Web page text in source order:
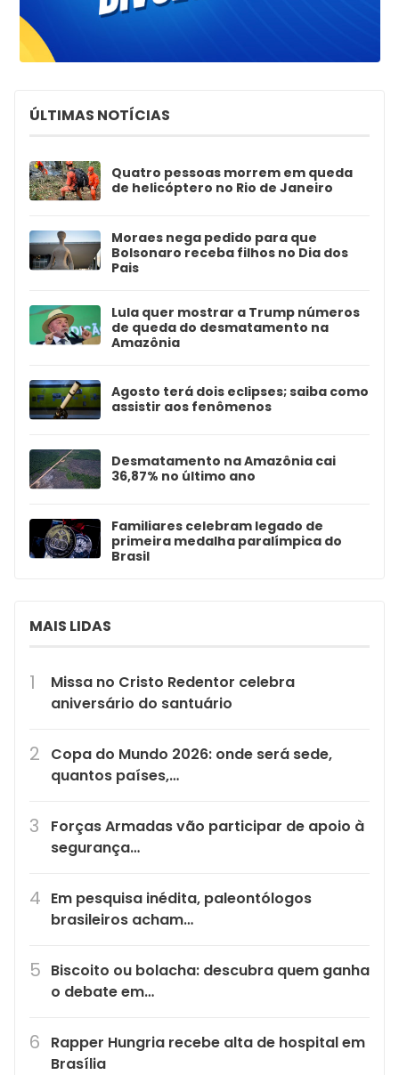
ÚLTIMAS NOTÍCIAS
Quatro pessoas morrem em queda
de helicóptero no Rio de Janeiro
Moraes nega pedido para que
Bolsonaro receba filhos no Dia dos
Pais
Lula quer mostrar a Trump números
de queda do desmatamento na
Amazônia
Agosto terá dois eclipses; saiba como
assistir aos fenômenos
Desmatamento na Amazônia cai
36,87% no último ano
Familiares celebram legado de
primeira medalha paralímpica do
Brasil
MAIS LIDAS
Missa no Cristo Redentor celebra
aniversário do santuário
Copa do Mundo 2026: onde será sede,
quantos países,…
Forças Armadas vão participar de apoio à
segurança…
Em pesquisa inédita, paleontólogos
brasileiros acham…
Biscoito ou bolacha: descubra quem ganha
o debate em…
Rapper Hungria recebe alta de hospital em
Brasília